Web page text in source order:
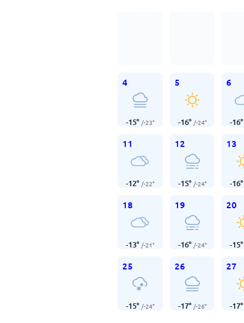
4
-15° /-23°
5
-16° /-24°
6
-16°
11
-12° /-22°
12
-15° /-24°
13
-16°
18
-13° /-21°
19
-16° /-24°
20
-15°
25
-15° /-24°
26
-17° /-26°
27
-17°